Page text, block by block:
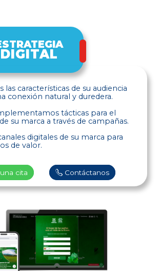
DIGITAL
las características de su audiencia
conexión natural y duredera.
tácticas para el
su marca a través de campañas.
digitales de su marca para
de valor.
cita Contáctanos